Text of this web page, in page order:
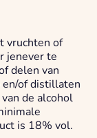
vruchten of
jenever te
delen van
en/of distillaten
de alcohol
is 18% vol.